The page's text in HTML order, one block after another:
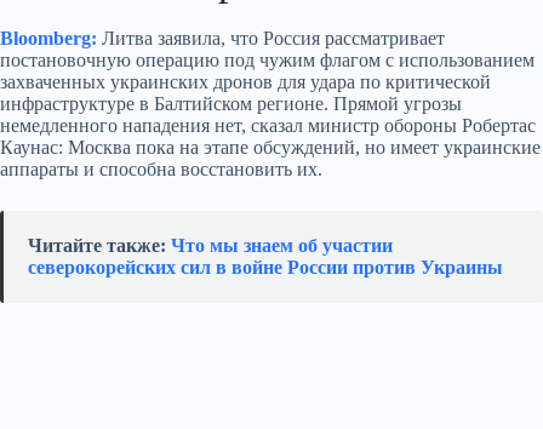
Bloomberg: Литва заявила, что Россия рассматривает
постановочную операцию под чужим флагом с использованием
захваченных украинских дронов для удара по критической
инфраструктуре в Балтийском регионе. Прямой угрозы
немедленного нападения нет, сказал министр обороны Робертас
Каунас: Москва пока на этапе обсуждений, но имеет украинские
аппараты и способна восстановить их.
Читайте также: Что мы знаем об участии
северокорейских сил в войне России против Украины